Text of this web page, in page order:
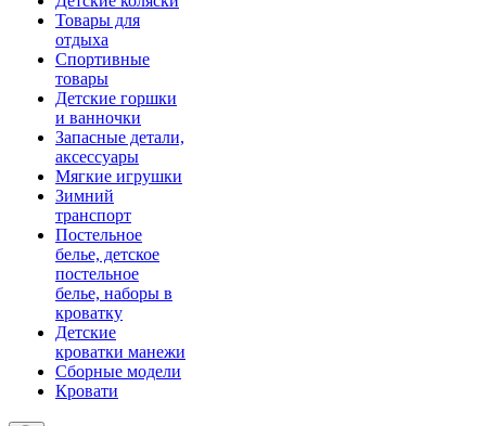
Товары для
отдыха
Спортивные
товары
Детские горшки
и ванночки
Запасные детали,
аксессуары
Мягкие игрушки
Зимний
транспорт
Постельное
белье, детское
постельное
белье, наборы в
кроватку
Детские
кроватки манежи
Сборные модели
Кровати